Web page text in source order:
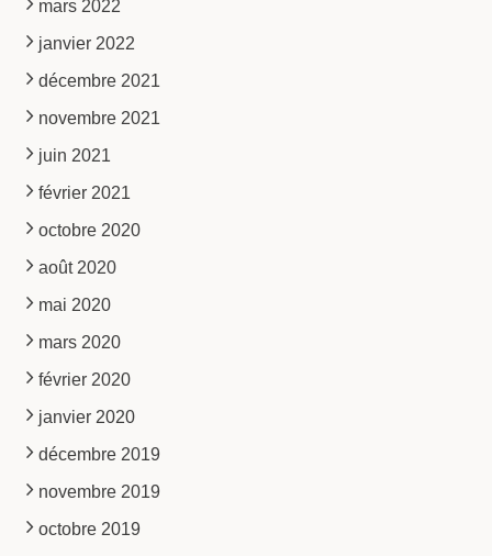
mars 2022
janvier 2022
décembre 2021
novembre 2021
juin 2021
février 2021
octobre 2020
août 2020
mai 2020
mars 2020
février 2020
janvier 2020
décembre 2019
novembre 2019
octobre 2019